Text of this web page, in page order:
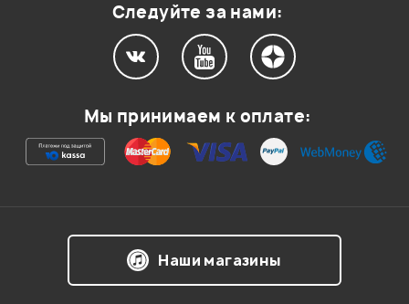
согласиена обработку персональных данных в
соответствии сПолитикой в отношении обработки
персональных данных.
Следуйте за нами:
Мы принимаем к оплате:
Наши магазины